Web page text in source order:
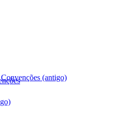
(antigo)